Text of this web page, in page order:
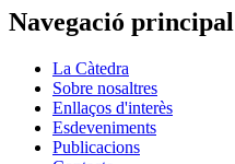
Navegació principal
La Càtedra
Sobre nosaltres
Enllaços d'interès
Esdeveniments
Publicacions